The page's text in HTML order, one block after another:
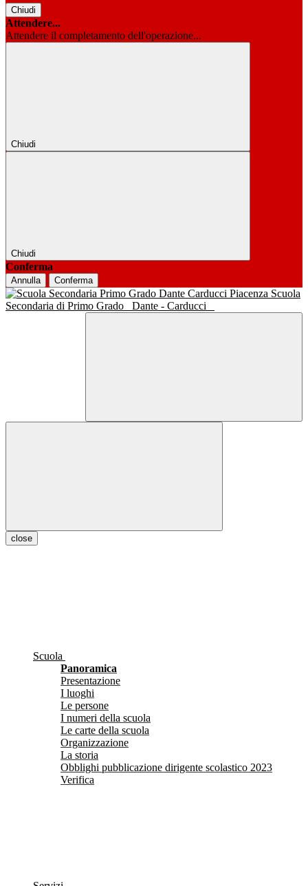
Chiudi
Attendere...
Attendere il completamento dell'operazione...
Chiudi
Chiudi
Conferma
Annulla Conferma
Scuola
Secondaria di Primo Grado
Dante - Carducci
close
Scuola
Panoramica
Presentazione
I luoghi
Le persone
I numeri della scuola
Le carte della scuola
Organizzazione
La storia
Obblighi pubblicazione dirigente scolastico 2023
Verifica